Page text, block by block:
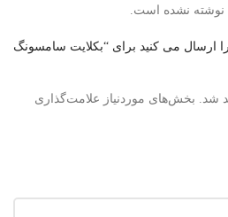
نوشته نشده است.
را ارسال می کنید برای “بکلایت سامسونگ
شد. بخش‌های موردنیاز علامت‌گذاری